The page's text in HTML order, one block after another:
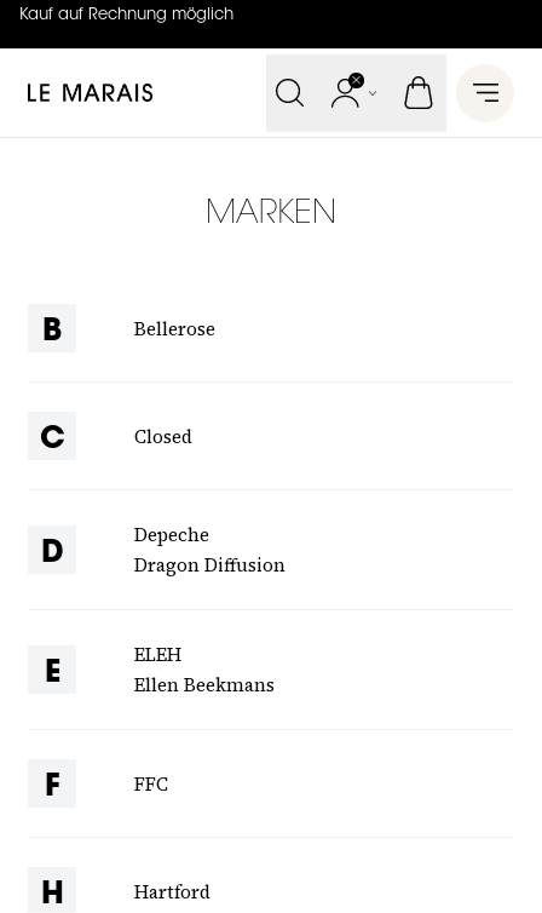
Kauf auf Rechnung möglich
4.7 von 5 (130 Bewertungen
Le Marais Open
MARKEN
B Bellerose
C Closed
D
Depeche
Dragon Diffusion
E
ELEH
Ellen Beekmans
F FFC
H Hartford